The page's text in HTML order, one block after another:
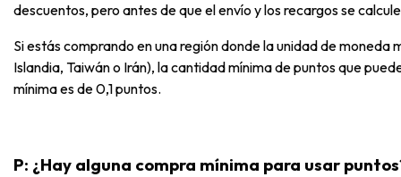
descuentos, pero antes de que el envío y los recargos se
Si estás comprando en una región donde la unidad de moneda
Islandia, Taiwán o Irán), la cantidad mínima de puntos que
mínima es de 0,1 puntos.
P: ¿Hay alguna compra mínima para usar